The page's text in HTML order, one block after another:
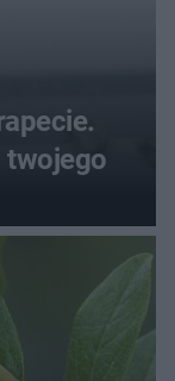
twojego